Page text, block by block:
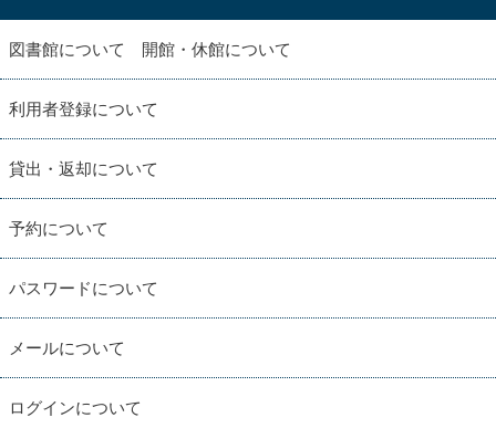
図書館について 開館・休館について
利用者登録について
貸出・返却について
予約について
パスワードについて
メールについて
ログインについて